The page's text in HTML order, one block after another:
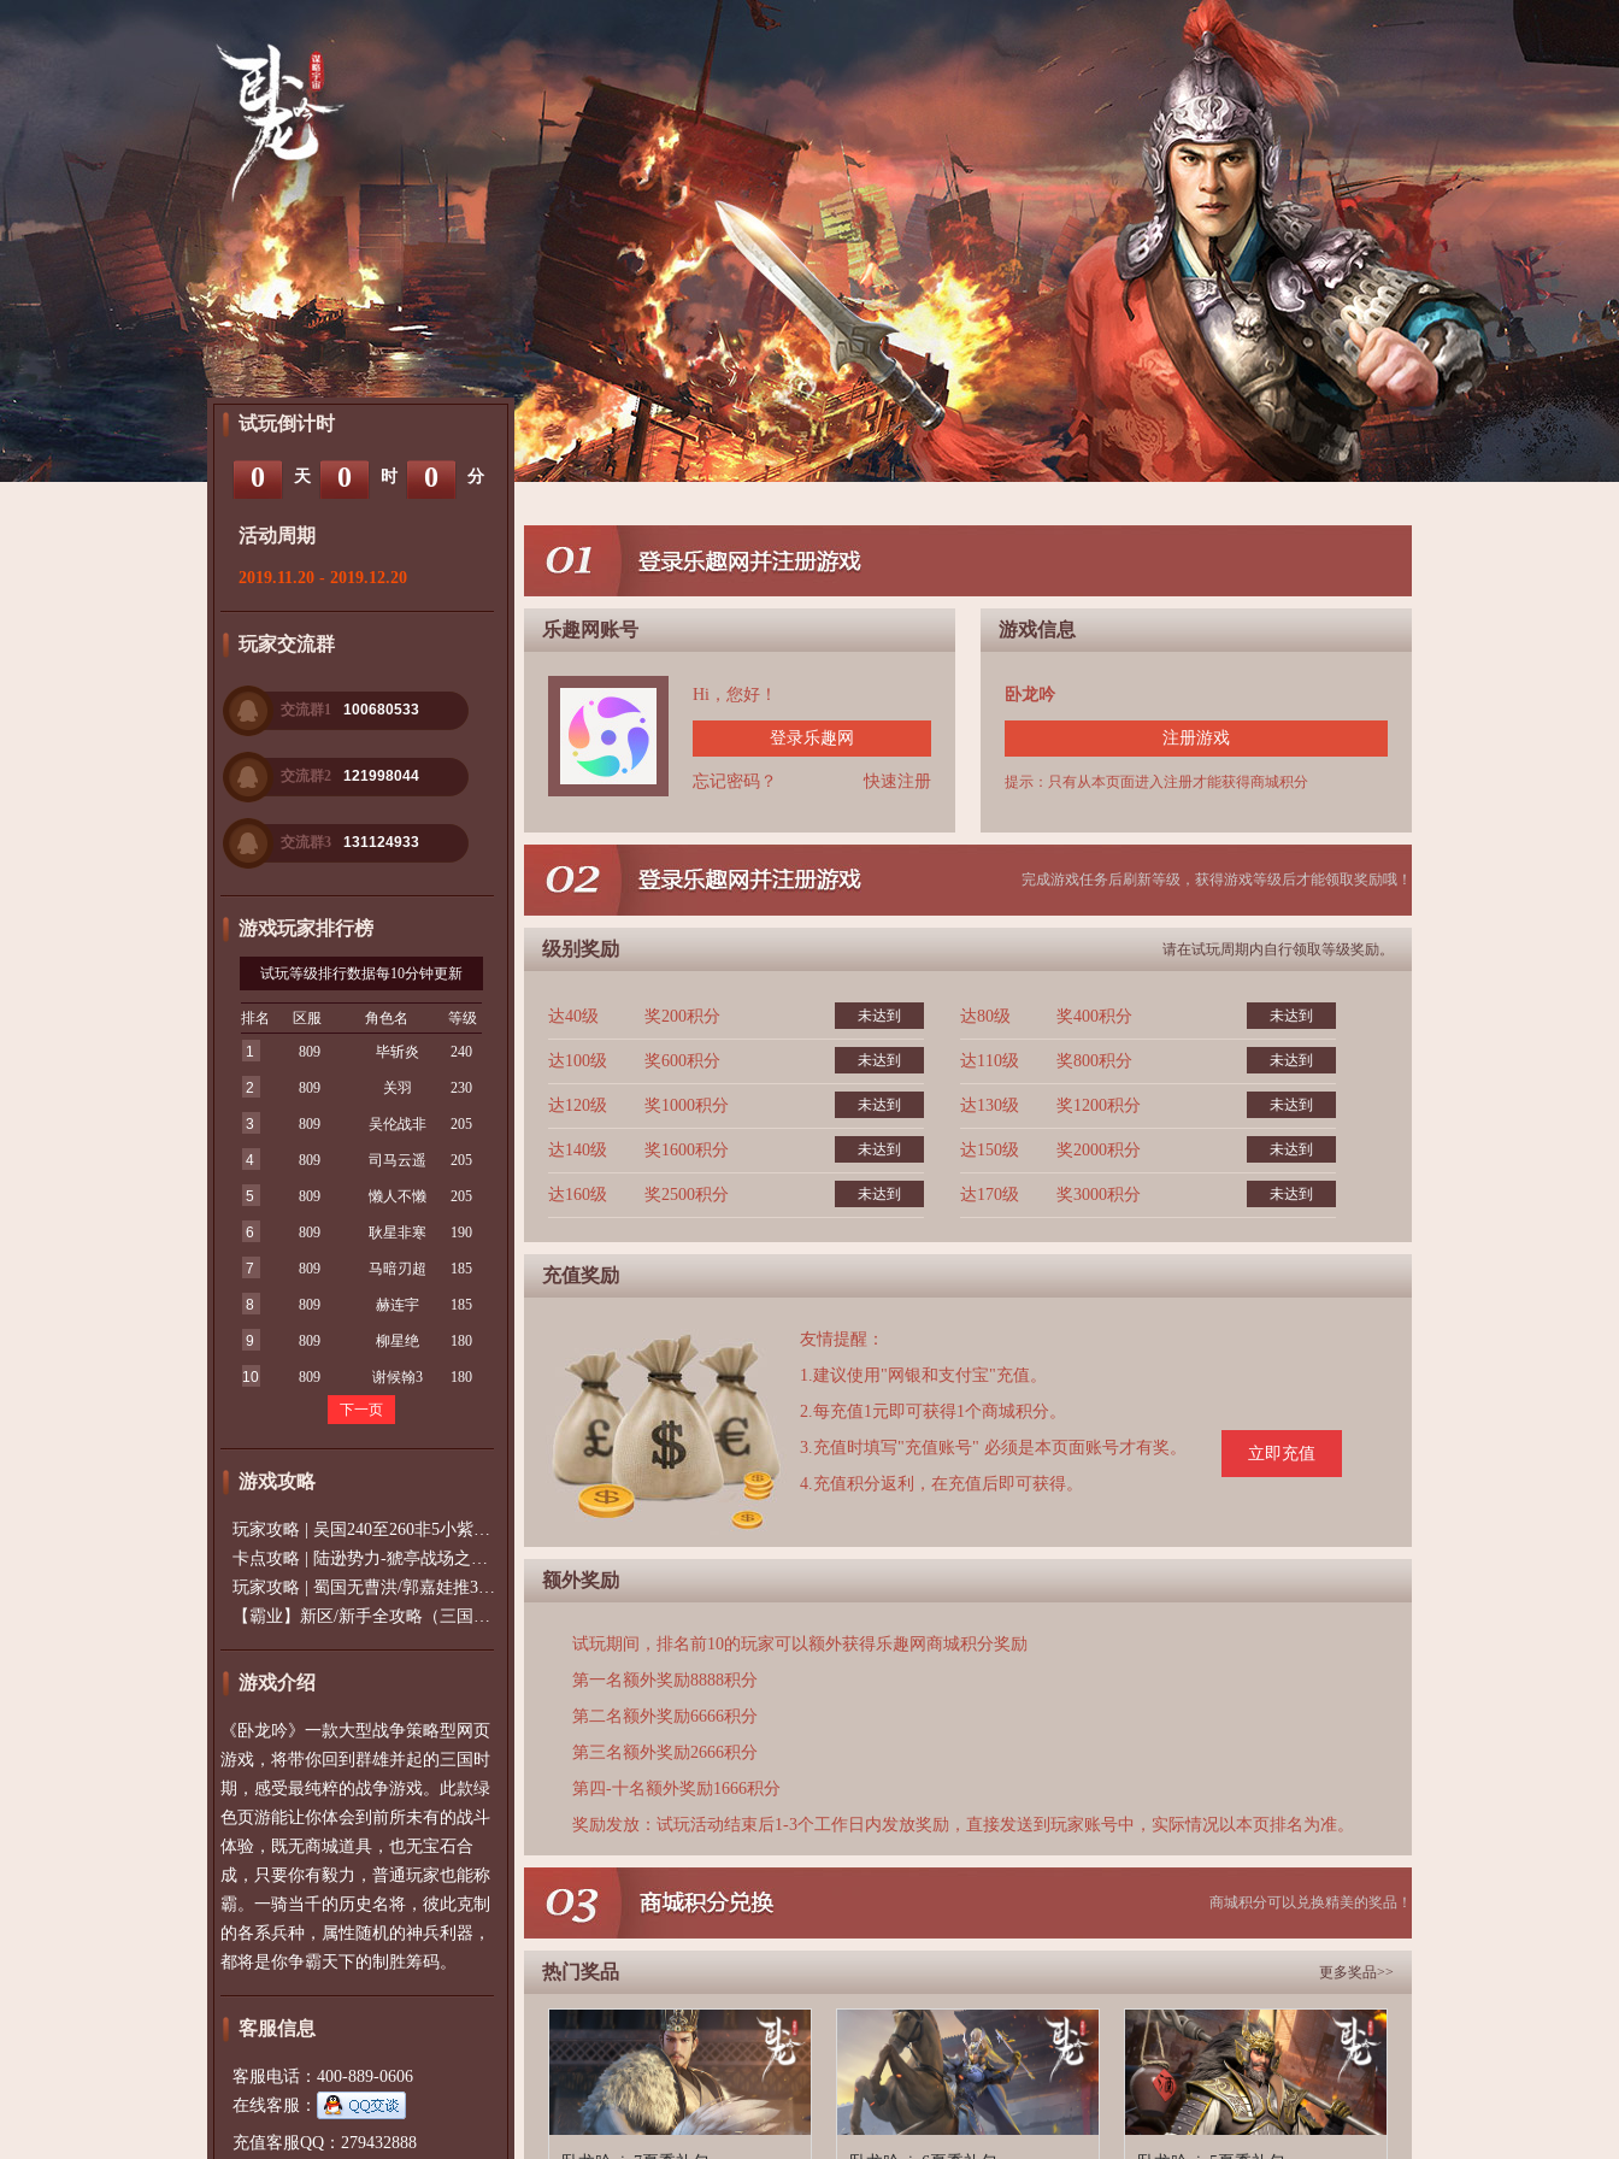
试玩倒计时
0 天 0 时 0 分
活动周期
2019.11.20 - 2019.12.20
玩家交流群
交流群1 100680533
交流群2 121998044
交流群3 131124933
游戏玩家排行榜
试玩等级排行数据每10分钟更新
排名 区服 角色名
等级
1
809 毕斩炎 240
2 809 关羽 230
3 809 吴伦战非 205
4 809 司马云遥 205
5 809 懒人不懒 205
6 809 耿星非寒 190
7 809 马暗刃超 185
8 809 赫连宇 185
9 809 柳星绝 180
10 809 谢候翰3
180
下一页
游戏攻略
玩家攻略 | 吴国240至260非5小紫过策免
卡点攻略 | 陆逊势力-猇亭战场之陆逊
玩家攻略 | 蜀国无曹洪/郭嘉娃推375级，
【霸业】新区/新手全攻略（三国通用）2
游戏介绍
《卧龙吟》一款大型战争策略型网页
游戏，将带你回到群雄并起的三国时
期，感受最纯粹的战争游戏。此款绿
色页游能让你体会到前所未有的战斗
体验，既无商城道具，也无宝石合
成，只要你有毅力，普通玩家也能称
霸。一骑当千的历史名将，彼此克制
的各系兵种，属性随机的神兵利器，
都将是你争霸天下的制胜筹码。
客服信息
客服电话：400-889-0606
在线客服：
充值客服QQ：279432888
乐趣网账号
Hi，您好！
登录乐趣网
快速注册
忘记密码？
游戏信息
卧龙吟
注册游戏
提示：只有从本页面进入注册才能获得商城积分
完成游戏任务后刷新等级，获得游戏等级后才能领取奖励哦！
级别奖励 请在试玩周期内自行领取等级奖励。
达40级 奖200积分 未达到 达80级 奖400积分 未达到
达100级 奖600积分 未达到 达110级 奖800积分 未达到
达120级 奖1000积分 未达到 达130级 奖1200积分 未达到
达140级 奖1600积分 未达到 达150级 奖2000积分 未达到
达160级 奖2500积分 未达到 达170级 奖3000积分 未达到
充值奖励
友情提醒：
1.建议使用"网银和支付宝"充值。
2.每充值1元即可获得1个商城积分。
3.充值时填写"充值账号" 必须是本页面账号才有奖。
4.充值积分返利，在充值后即可获得。
立即充值
额外奖励
试玩期间，排名前10的玩家可以额外获得乐趣网商城积分奖励
第一名额外奖励8888积分
第二名额外奖励6666积分
第三名额外奖励2666积分
第四-十名额外奖励1666积分
奖励发放：试玩活动结束后1-3个工作日内发放奖励，直接发送到玩家账号中，实际情况以本页排名为准。
商城积分可以兑换精美的奖品！
热门奖品 更多奖品>>